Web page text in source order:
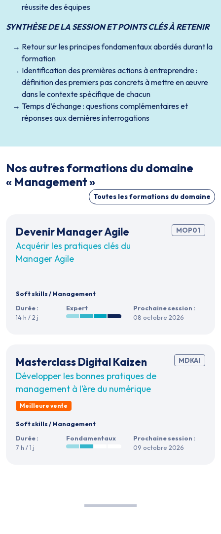
réussite des équipes
SYNTHÈSE DE LA SESSION ET POINTS CLÉS À RETENIR
Retour sur les principes fondamentaux abordés durant la
formation
Identification des premières actions à entreprendre :
définition des premiers pas concrets à mettre en œuvre
dans le contexte spécifique de chacun
Temps d’échange : questions complémentaires et
réponses aux dernières interrogations
Nos autres formations du domaine
« Management »
Toutes les formations du domaine
MOP01
Devenir Manager Agile
Acquérir les pratiques clés du
Manager Agile
Soft skills/Management
Durée :
14 h / 2 j
Expert
Prochaine session :
08 octobre 2026
MDKAI
Masterclass Digital Kaizen
Développer les bonnes pratiques de
management à l’ère du numérique
Meilleure vente
Soft skills/Management
Durée :
7 h / 1 j
Fondamentaux
Prochaine session :
09 octobre 2026